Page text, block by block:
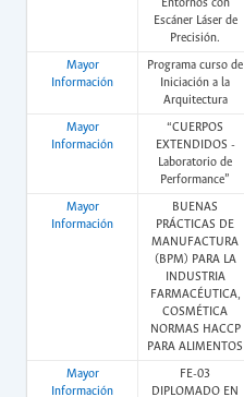
Entornos con
Escáner Láser de
Precisión.
Mayor
Información
Programa curso de
Iniciación a la
Arquitectura
Mayor
Información
“CUERPOS
EXTENDIDOS -
Laboratorio de
Performance”
Mayor
Información
BUENAS
PRÁCTICAS DE
MANUFACTURA
(BPM) PARA LA
INDUSTRIA
FARMACÉUTICA,
COSMÉTICA
NORMAS HACCP
PARA ALIMENTOS
Mayor
Información
FE-03
DIPLOMADO EN